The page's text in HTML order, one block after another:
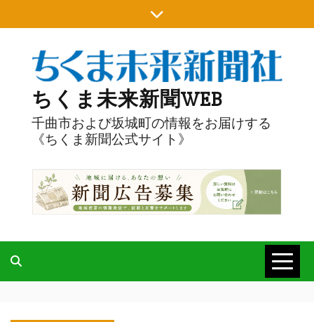
to
ちくま未来新聞WEB
千曲市および坂城町の情報をお届けする
《ちくま新聞公式サイト》